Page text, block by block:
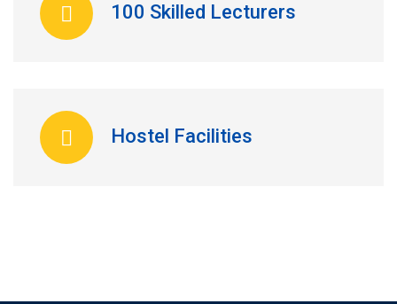
100 Skilled Lecturers
Hostel Facilities